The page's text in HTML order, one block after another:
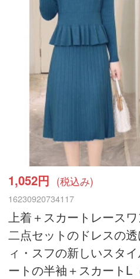
1,052円 (税込み)
16230920734117
上着＋スカートレース
二点セットのドレスの
ィ・スフの新しいスタ
ートの半袖＋スカートL